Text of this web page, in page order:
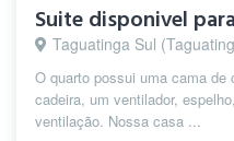
Suite disponivel
Taguatinga Sul
O quarto possui uma cama
cadeira, um ventilador,
ventilação. Nossa casa ...